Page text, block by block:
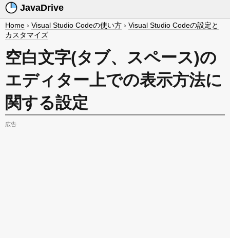
JavaDrive
Home › Visual Studio Codeの使い方 › Visual Studio Codeの設定と
カスタマイズ
空白文字(タブ、スペース)の
エディター上での表示方法に
関する設定
広告